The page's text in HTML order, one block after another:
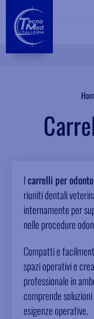
Icarrelli per
riuniti dentali
internamente per
nelle procedure
Compatti e
spazi operativi e
professionale in
comprende
esigenze operative.